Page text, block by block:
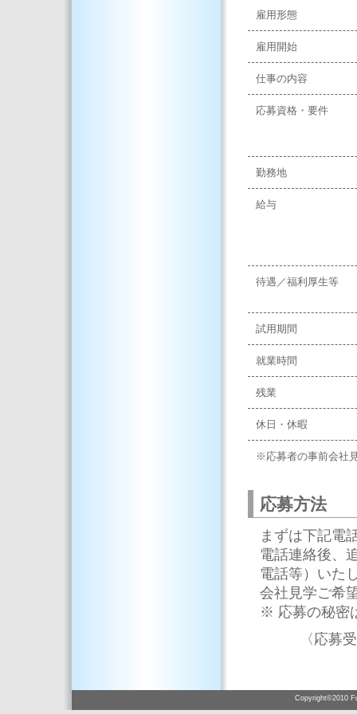
雇用形態
雇用開始
仕事の内容
応募資格・要件
勤務地
給与
待遇／福利厚生等
試用期間
就業時間
残業
休日・休暇
※応募者の事前会社
応募方法
まずは下記電
電話連絡後、
電話等）いた
会社見学ご希
※ 応募の秘密
〈応募
Copyright©2010